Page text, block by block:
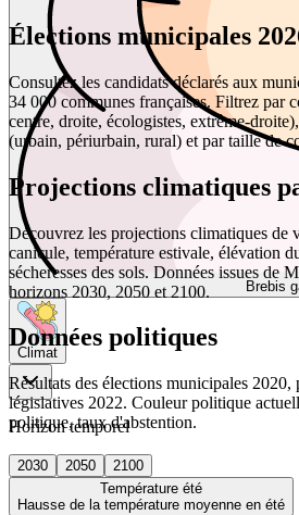
Brebis
Climat
Horizon temporel
2030 2050
2100
Température été
Hausse de la température moyenne en été
Élections municipales
Consultez les candidats déclarés aux
34 000 communes françaises. Filtrez par
centre, droite, écologistes, extrême-
(urbain, périurbain, rural) et par taille de
Projections climatiques
Découvrez les projections climatiques de
canicule, température estivale, élévation
sécheresses des sols. Données issues de
horizons 2030, 2050 et 2100.
Données politiques
Résultats des élections municipales 2020,
législatives 2022. Couleur politique
politique, taux d'abstention.